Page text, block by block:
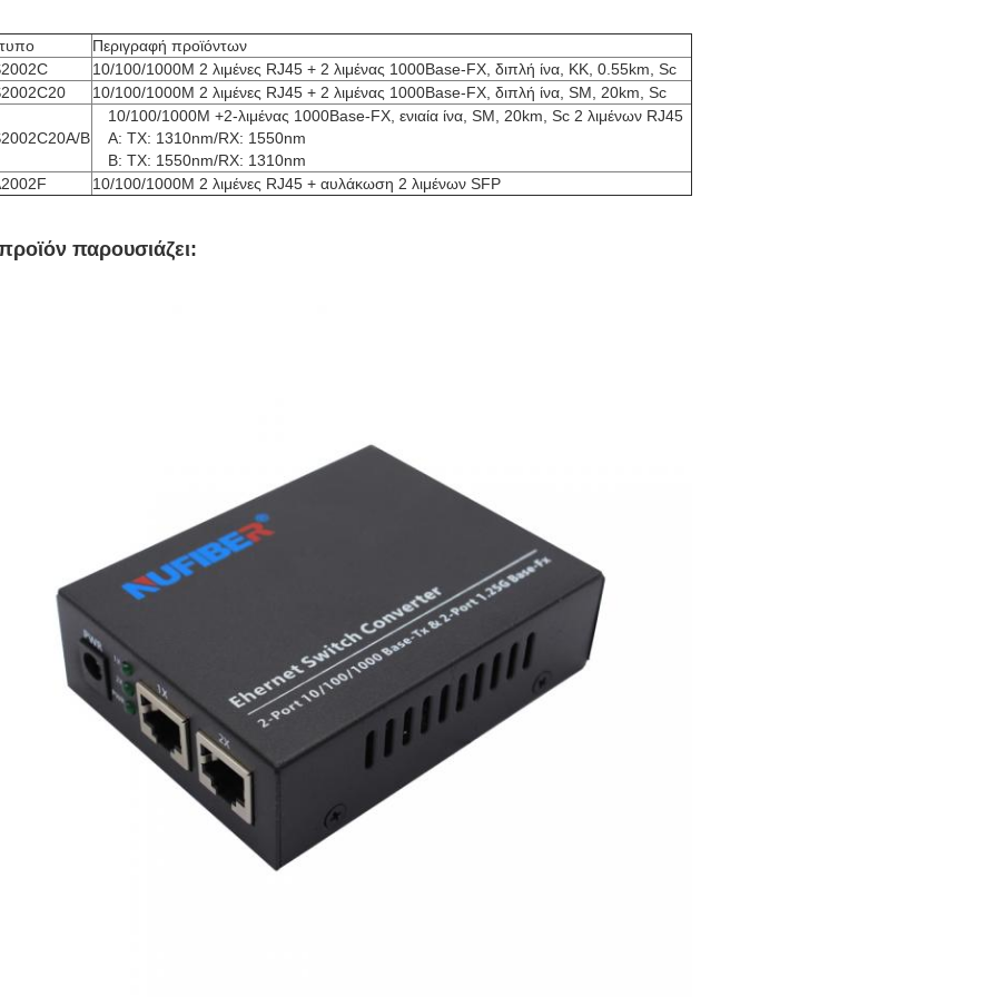
Περιγραφή προϊόντων
10/100/1000M 2 λιμένες RJ45 + 2 λιμένας 1000Base-FX, διπλή ίνα, ΚΚ, 0.55km, Sc
10/100/1000M 2 λιμένες RJ45 + 2 λιμένας 1000Base-FX, διπλή ίνα, SM, 20km, Sc
B
10/100/1000M +2-λιμένας 1000Base-FX, ενιαία ίνα, SM, 20km, Sc 2 λιμένων RJ45
Α: TX: 1310nm/RX: 1550nm
Β: TX: 1550nm/RX: 1310nm
10/100/1000M 2 λιμένες RJ45 + αυλάκωση 2 λιμένων SFP
παρουσιάζει: